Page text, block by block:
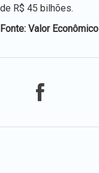
de R$ 45 bilhões.
Fonte: Valor Econômico